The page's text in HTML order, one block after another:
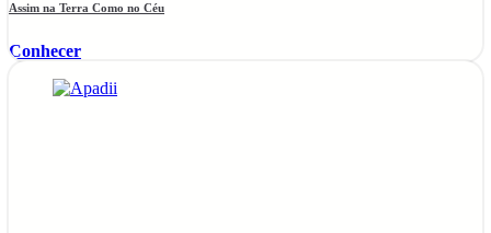
Assim na Terra Como no Céu
Conhecer